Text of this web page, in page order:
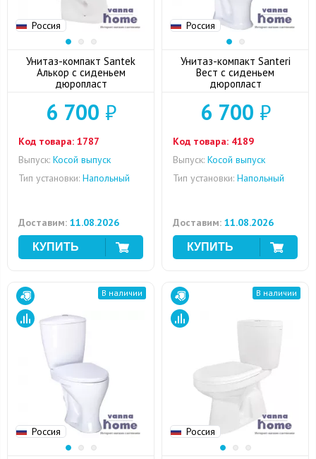
Россия
Унитаз-компакт Santek
Алькор с сиденьем
дюропласт
6 700 ₽
Код товара: 1787
Выпуск: Косой выпуск
Тип установки: Напольный
Доставим: 11.08.2026
Россия
Унитаз-компакт Santeri
Вест с сиденьем
дюропласт
6 700 ₽
Код товара: 4189
Выпуск: Косой выпуск
Тип установки: Напольный
Доставим: 11.08.2026
Россия
В наличии
Россия
В наличии